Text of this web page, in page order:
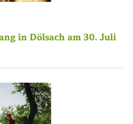
in Dölsach am 30. Juli